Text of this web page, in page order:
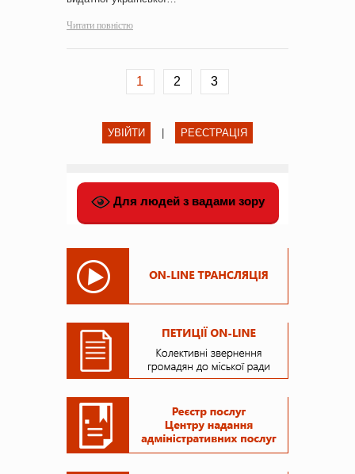
Читати повністю
1 2 3
УВІЙТИ РЕЄСТРАЦІЯ
Для людей з вадами зору